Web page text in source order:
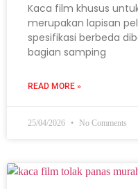
Kaca film khusus
merupakan lapisan
spesifikasi berbeda
bagian samping
READ MORE »
25/04/2026 No Comments